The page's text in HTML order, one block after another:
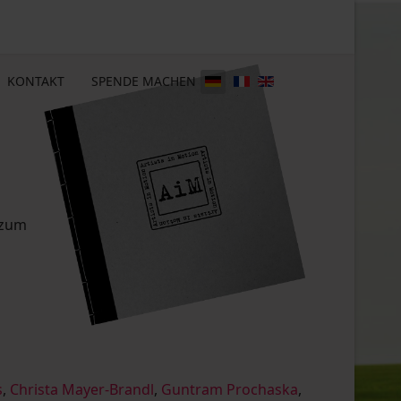
KONTAKT SPENDE MACHEN
, Christa Mayer-Brandl, Guntram Prochaska,